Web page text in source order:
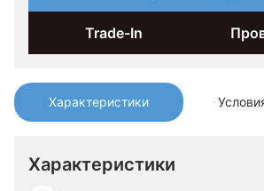
Характеристики
Характеристики
Trade-In